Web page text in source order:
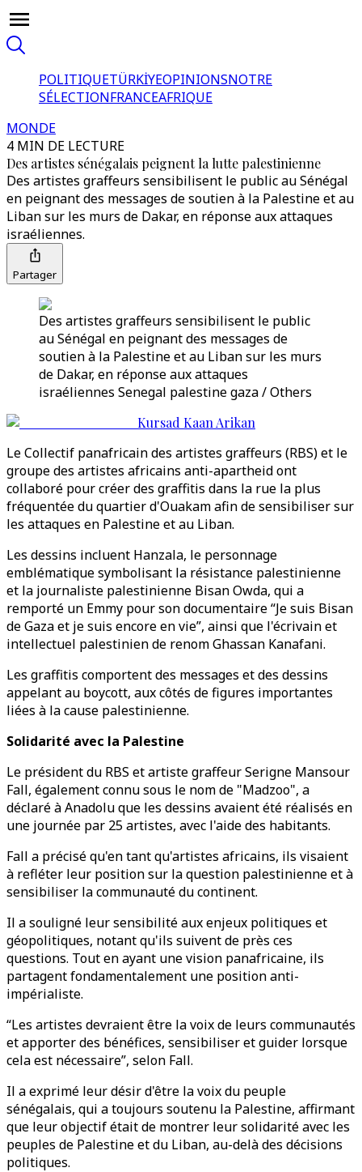
POLITIQUETÜRKİYEOPINIONSNOTRE
SÉLECTIONFRANCEAFRIQUE
MONDE
4 MIN DE LECTURE
Des artistes sénégalais peignent la lutte palestinienne
Des artistes graffeurs sensibilisent le public au Sénégal
en peignant des messages de soutien à la Palestine et au
Liban sur les murs de Dakar, en réponse aux attaques
israéliennes.
Partager
Des artistes graffeurs sensibilisent le public
au Sénégal en peignant des messages de
soutien à la Palestine et au Liban sur les murs
de Dakar, en réponse aux attaques
israéliennes Senegal palestine gaza / Others
Kursad Kaan Arikan
Le Collectif panafricain des artistes graffeurs (RBS) et le
groupe des artistes africains anti-apartheid ont
collaboré pour créer des graffitis dans la rue la plus
fréquentée du quartier d'Ouakam afin de sensibiliser sur
les attaques en Palestine et au Liban.
Les dessins incluent Hanzala, le personnage
emblématique symbolisant la résistance palestinienne
et la journaliste palestinienne Bisan Owda, qui a
remporté un Emmy pour son documentaire “Je suis Bisan
de Gaza et je suis encore en vie”, ainsi que l'écrivain et
intellectuel palestinien de renom Ghassan Kanafani.
Les graffitis comportent des messages et des dessins
appelant au boycott, aux côtés de figures importantes
liées à la cause palestinienne.
Solidarité avec la Palestine
Le président du RBS et artiste graffeur Serigne Mansour
Fall, également connu sous le nom de "Madzoo", a
déclaré à Anadolu que les dessins avaient été réalisés en
une journée par 25 artistes, avec l'aide des habitants.
Fall a précisé qu'en tant qu'artistes africains, ils visaient
à refléter leur position sur la question palestinienne et à
sensibiliser la communauté du continent.
Il a souligné leur sensibilité aux enjeux politiques et
géopolitiques, notant qu'ils suivent de près ces
questions. Tout en ayant une vision panafricaine, ils
partagent fondamentalement une position anti-
impérialiste.
“Les artistes devraient être la voix de leurs communautés
et apporter des bénéfices, sensibiliser et guider lorsque
cela est nécessaire”, selon Fall.
Il a exprimé leur désir d'être la voix du peuple
sénégalais, qui a toujours soutenu la Palestine, affirmant
que leur objectif était de montrer leur solidarité avec les
peuples de Palestine et du Liban, au-delà des décisions
politiques.